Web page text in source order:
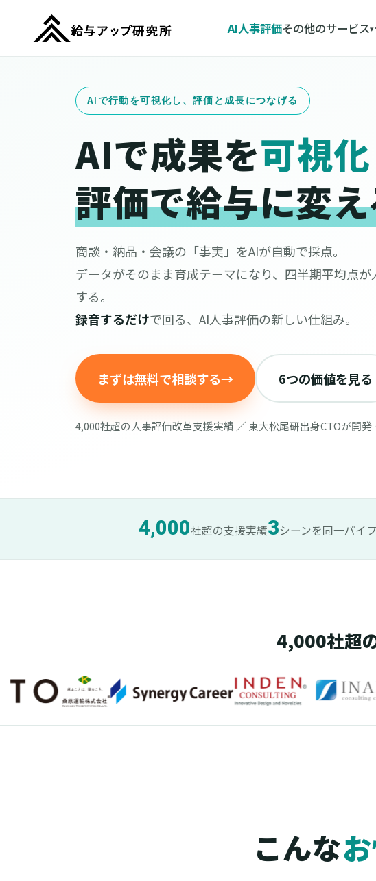
AI人事評価その他のサービス▾
AIで行動を可視化し、評価と成長につなげる
AIで成果を可視化
評価で給与に変
商談・納品・会議の「事実」をAIが自動で採点。
データがそのまま育成テーマになり、四半期平均点
する。
録音するだけで回る、AI人事評価の新しい仕組み。
まずは無料で相談する→ 6つの価値を見る
4,000社超の人事評価改革支援実績 ／ 東大松尾研出身CTOが開発
4,000社超の支援実績3シーンを同一パイ
4,000社超
こんな